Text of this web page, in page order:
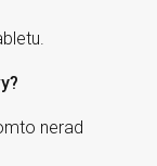
nerad